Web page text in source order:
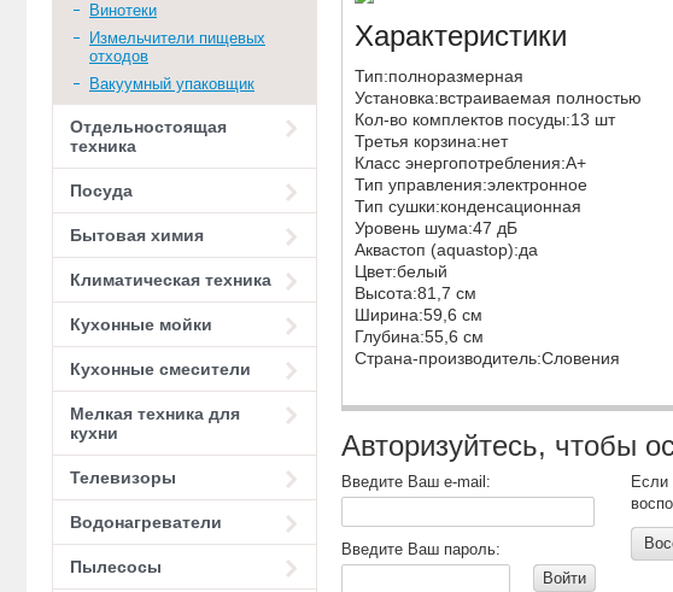
Винотеки
Измельчители пищевых
отходов
Вакуумный упаковщик
Отдельностоящая
техника
Посуда
Бытовая химия
Климатическая техника
Кухонные мойки
Кухонные смесители
Мелкая техника для
кухни
Телевизоры
Водонагреватели
Пылесосы
Характеристики
Тип:полноразмерная
Установка:встраиваемая полностью
Кол-во комплектов посуды:13 шт
Третья корзина:нет
Класс энергопотребления:А+
Тип управления:электронное
Тип сушки:конденсационная
Уровень шума:47 дБ
Аквастоп (aquastop):да
Цвет:белый
Высота:81,7 см
Ширина:59,6 см
Глубина:55,6 см
Страна-производитель:Словения
Авторизуйтесь, чтобы
Введите Ваш e-mail:
Введите Ваш пароль:
Войти
Если